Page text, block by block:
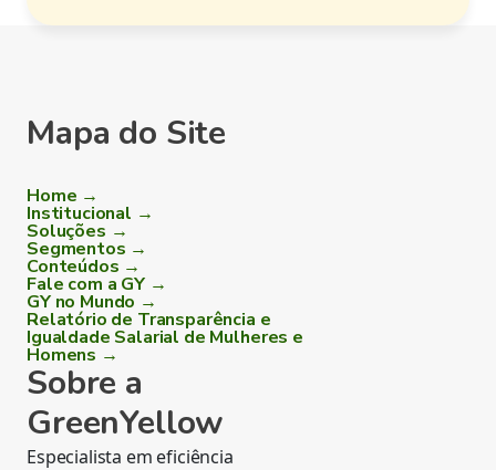
Mapa do Site
Home →
Institucional →
Soluções →
Segmentos →
Conteúdos →
Fale com a GY →
GY no Mundo →
Relatório de Transparência e
Igualdade Salarial de Mulheres e
Homens →
Sobre a
GreenYellow
Especialista em eficiência